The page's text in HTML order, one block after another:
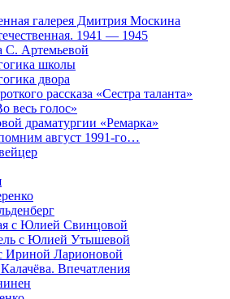
галерея Дмитрия Москина
1941 — 1945
С. Артемьевой
школы
двора
рассказа «Сестра таланта»
весь голос»
драматургии «Ремарка»
август 1991-го…
с Юлией Свинцовой
с Юлией Утышевой
Ириной Ларионовой
Впечатления